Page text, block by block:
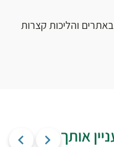
והליכות קצרות
אותך